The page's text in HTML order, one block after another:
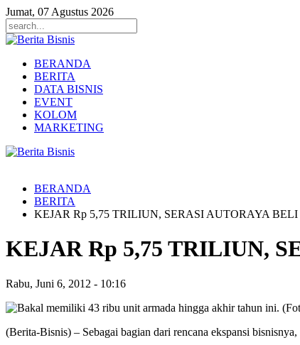
Jumat, 07 Agustus 2026
BERANDA
BERITA
DATA BISNIS
EVENT
KOLOM
MARKETING
BERANDA
BERITA
KEJAR Rp 5,75 TRILIUN, SERASI AUTORAYA
KEJAR Rp 5,75 TRILIUN,
Rabu, Juni 6, 2012 - 10:16
(Berita-Bisnis) – Sebagai bagian dari rencana ekspansi